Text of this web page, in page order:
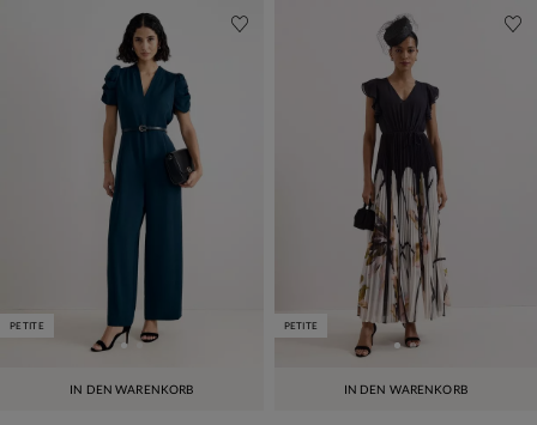
IN DEN WARENKORB
PETITE
IN DEN WARENKORB
PETITE